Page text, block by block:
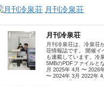
月刊冷泉荘
月刊冷泉荘
月刊冷泉荘は、冷泉荘
荘情報誌です。 開催イ
も連載しています。冷
5MBのPDFファイルと
月 2025年 4月 〜 2026
〜 2024年 3月 2022年